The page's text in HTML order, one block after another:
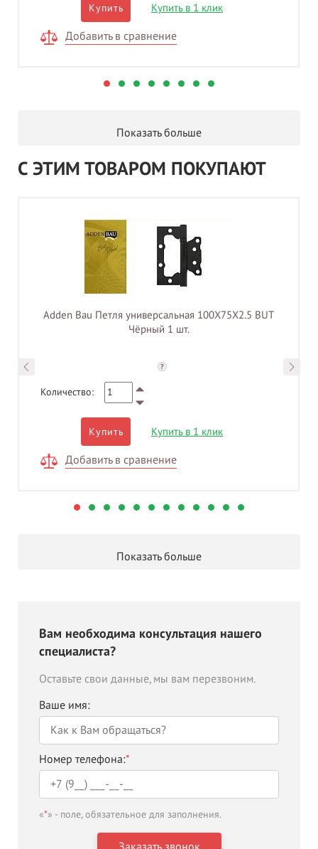
Купить Купить в 1 клик
Добавить в сравнение
Показать больше
С ЭТИМ ТОВАРОМ ПОКУПАЮТ
Adden Bau Петля универсальная 100X75X2.5 BUT
Чёрный 1 шт.
?
Количество:
Купить Купить в 1 клик
Добавить в сравнение
Показать больше
Вам необходима консультация нашего
специалиста?
Оставьте свои данные, мы вам перезвоним.
Ваше имя:
Номер телефона:*
«*» - поле, обязательное для заполнения.